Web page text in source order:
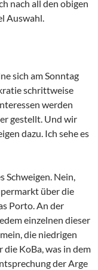
nach all den obigen
Auswahl.
sich am Sonntag
schrittweise
werden
gestellt. Und wir
dazu. Ich sehe es
Schweigen. Nein,
über die
Porto. An der
einzelnen dieser
die niedrigen
KoBa, was in dem
der Arge